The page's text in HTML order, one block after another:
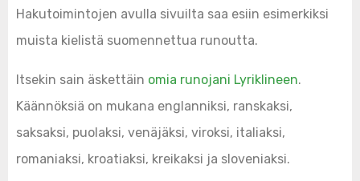
Hakutoimintojen avulla sivuilta saa esiin esimerkiksi
muista kielistä suomennettua runoutta.
Itsekin sain äskettäin omia runojani Lyriklineen.
Käännöksiä on mukana englanniksi, ranskaksi,
saksaksi, puolaksi, venäjäksi, viroksi, italiaksi,
romaniaksi, kroatiaksi, kreikaksi ja sloveniaksi.